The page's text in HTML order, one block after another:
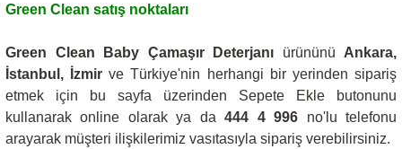
Green Clean satış noktaları
Green Clean Baby Çamaşır Deterjanı ürününü Ankara,
İstanbul,
İzmirve Türkiye'nin herhangi bir yerinden sipariş
etmek için bu sayfa üzerinden Sepete Ekle butonunu
kullanarak online olarak ya da444 4 996 no'lu telefonu
arayarak müşteri ilişkilerimiz vasıtasıyla sipariş verebilirsiniz.